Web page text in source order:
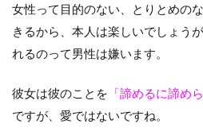
女性って目的のない、とりとめの
きるから、本人は楽しいでしょう
れるのって男性は嫌います。
彼女は彼のことを 「諦めるに諦め
ですが、愛ではないですね。